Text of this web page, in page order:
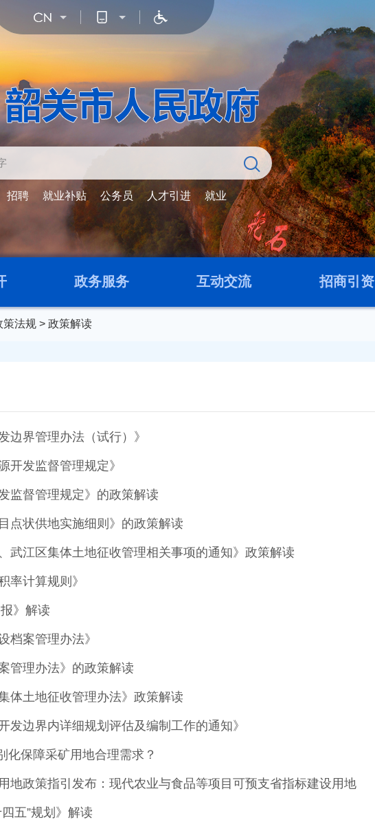
招聘 就业补贴 公务员 人才引进 就业
政务服务 互动交流 招商引资
策法规 > 政策解读
边界管理办法（试行）》
开发监督管理规定》
监督管理规定》的政策解读
点状供地实施细则》的政策解读
武江区集体土地征收管理相关事项的通知》政策解读
率计算规则》
》解读
档案管理办法》
管理办法》的政策解读
体土地征收管理办法》政策解读
发边界内详细规划评估及编制工作的通知》
化保障采矿用地合理需求？
地政策指引发布：现代农业与食品等项目可预支省指标建设用地
五”规划》解读